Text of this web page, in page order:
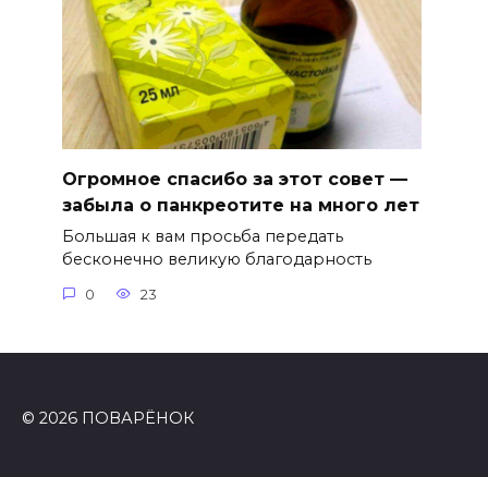
Огромное спасибо за этот совет —
забыла о панкреотите на много лет
Большая к вам просьба передать
бесконечно великую благодарность
0 23
© 2026 ПОВАРЁНОК